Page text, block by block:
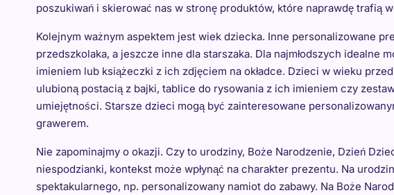
poszukiwań i skierować nas w stronę produktów, które naprawdę trafią
Kolejnym ważnym aspektem jest wiek dziecka. Inne personalizowane
przedszkolaka, a jeszcze inne dla starszaka. Dla najmłodszych idealne
imieniem lub książeczki z ich zdjęciem na okładce. Dzieci w wieku
ulubioną postacią z bajki, tablice do rysowania z ich imieniem czy
umiejętności. Starsze dzieci mogą być zainteresowane
grawerem.
Nie zapominajmy o okazji. Czy to urodziny, Boże Narodzenie, Dzień
niespodzianki, kontekst może wpłynąć na charakter prezentu. Na
spektakularnego, np. personalizowany namiot do zabawy. Na Boże